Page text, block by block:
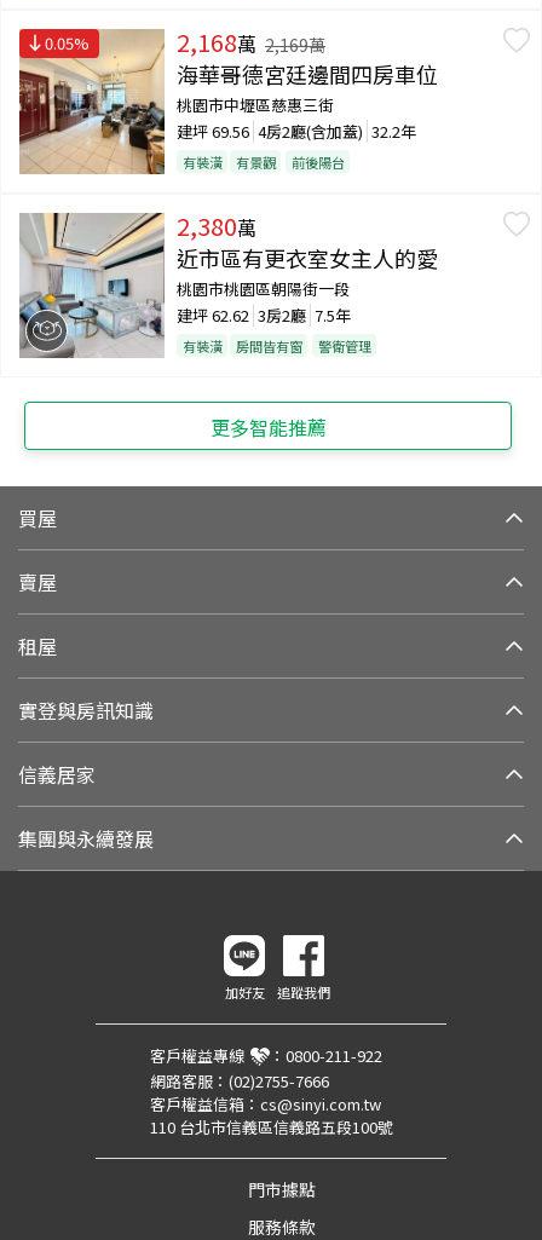
0.05% 2,168萬 2,169萬
海華哥德宮廷邊間四房車位
桃園市中壢區慈惠三街
建坪69.56 4房2廳(含加蓋) 32.2年
有裝潢 有景觀 前後陽台
2,380萬
近市區有更衣室女主人的愛
桃園市桃園區朝陽街一段
建坪62.62 3房2廳 7.5年
有裝潢 房間皆有窗 警衛管理
更多智能推薦
買屋
賣屋
租屋
實登與房訊知識
信義居家
集團與永續發展
加好友 追蹤我們
客戶權益專線 ： 0800-211-922
網路客服： (02)2755-7666
客戶權益信箱： cs@sinyi.com.tw
110 台北市信義區信義路五段100號
門市據點
服務條款